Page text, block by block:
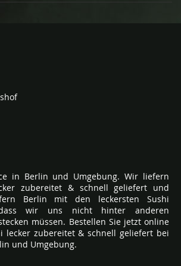
in Berlin und Umgebung. Wir liefern
zubereitet & schnell geliefert und
Berlin mit den leckersten Sushi
wir uns nicht hinter anderen
müssen. Bestellen Sie jetzt online
lecker zubereitet & schnell geliefert bei
und Umgebung.